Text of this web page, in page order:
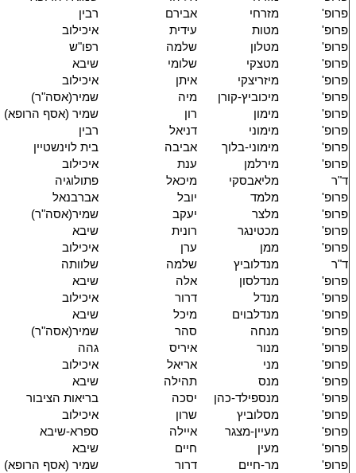
פרופ'
מזרחי אבירם
רבין
פרופ'
מטות עידית
איכילוב
פרופ'
מטלון שלמה
רפו"ש
פרופ'
מטצקי שלומי
שיבא
פרופ'
מיזריצקי איתן
איכילוב
פרופ'
מיכוביץ-קורן מיה
שמיר(אסה"ר)
פרופ'
מימון רון
שמיר (אסף הרופא)
פרופ'
מימוני דניאל
רבין
פרופ'
מימוני-בלוך אביבה
בית לוינשטיין
פרופ'
מירלמן ענת
איכילוב
ד"ר
מליאבסקי מיכאל
פתולוגיה
פרופ'
מלמד יובל
אברבנאל
פרופ'
מלצר יעקב
שמיר(אסה"ר)
פרופ'
מכטינגר רונית
שיבא
פרופ'
ממן ערן
איכילוב
ד"ר
מנדלוביץ שלמה
שלוותה
פרופ'
מנדלסון אלה
שיבא
פרופ'
מנדל דרור
איכילוב
פרופ'
מנדלבוים מיכל
שיבא
פרופ'
מנחה סהר
שמיר(אסה"ר)
פרופ'
מנור איריס
גהה
פרופ'
מני אריאל
איכילוב
פרופ'
מנס תהילה
שיבא
פרופ'
מנספילד-כהן יסכה
בריאות הציבור
פרופ'
מסלוביץ שרון
איכילוב
פרופ'
מעיין-מצגר איילה
ספרא-שיבא
פרופ'
מעין חיים
שיבא
פרופ'
מר-חיים דרור
שמיר (אסף הרופא)